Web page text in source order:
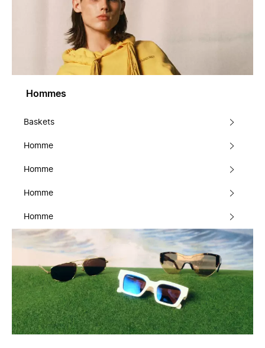
Hommes
Baskets
Homme
Homme
Homme
Homme